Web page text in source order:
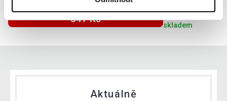
SUPER CENA
847 Kč
skladem
Aktuálně